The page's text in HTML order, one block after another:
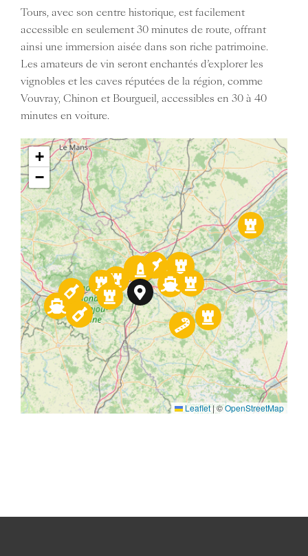
Tours, avec son centre historique, est facilement
accessible en seulement 30 minutes de route, offrant
ainsi une immersion aisée dans son riche patrimoine.
Les amateurs de vin seront enchantés d’explorer les
vignobles et les caves réputées de la région, comme
Vouvray, Chinon et Bourgueil, accessibles en 30 à 40
minutes en voiture.
+
−
Leaflet|©OpenStreetMap